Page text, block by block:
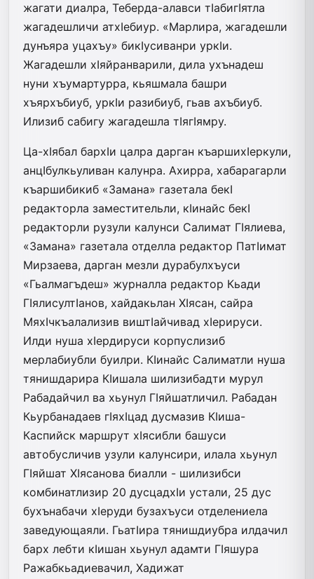
жагати диалра, Теберда-алавси тIабигIятла
жагадешличи атхIебиур. «Марлира, жагадешли
дунъяра уцахъу» бикIусиванри уркIи.
Жагадешли хIяйранварили, дила ухънадеш
нуни хъумартурра, кьяшмала башри
хъярхъбиуб, уркIи разибиуб, гьав ахъбиуб.
Илизиб сабигу жагадешла тIягIямру.
Ца-хIябал бархIи цалра дарган къаршихIеркули,
анцIбулкьуливан калунра. Ахирра, хабарагарли
къаршибикиб «Замана» газетала бекI
редакторла заместительли, кIинайс бекI
редакторли рузули калунси Салимат ГIялиева,
«Замана» газетала отделла редактор ПатIимат
Мирзаева, дарган мезли дурабулхъуси
«Гьалмагъдеш» журналла редактор Кьади
ГIялисултIанов, хайдакьлан ХIясан, сайра
МяхIчкъалализив виштIайчивад хIерируси.
Илди нуша хIердируси корпуслизиб
мерлабиубли буилри. КIинайс Салиматли нуша
тянишдарира КIишала шилизибадти мурул
Рабадайчил ва хьунул ГIяйшатличил. Рабадан
Кьурбанадаев гIяхIцад дусмазив КIиша-
Каспийск маршрут хIясибли башуси
автобусличив узули калунсири, илала хьунул
ГIяйшат ХIясанова биалли - шилизибси
комбинатлизир 20 дусцадхIи устали, 25 дус
бухънабачи хIеруди бузахъуси отделениела
заведующаяли. ГьатIира тянишдиубра илдачил
барх лебти кIишан хьунул адамти ГIяшура
Ражабкьадиевачил, Хадижат